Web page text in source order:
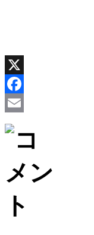
X
Facebook
Email